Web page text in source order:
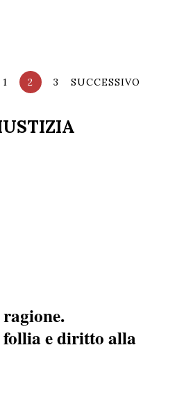
1 2 3 SUCCESSIVO
e diritto alla